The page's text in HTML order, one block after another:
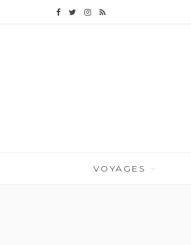
F T I R
VOYAGES